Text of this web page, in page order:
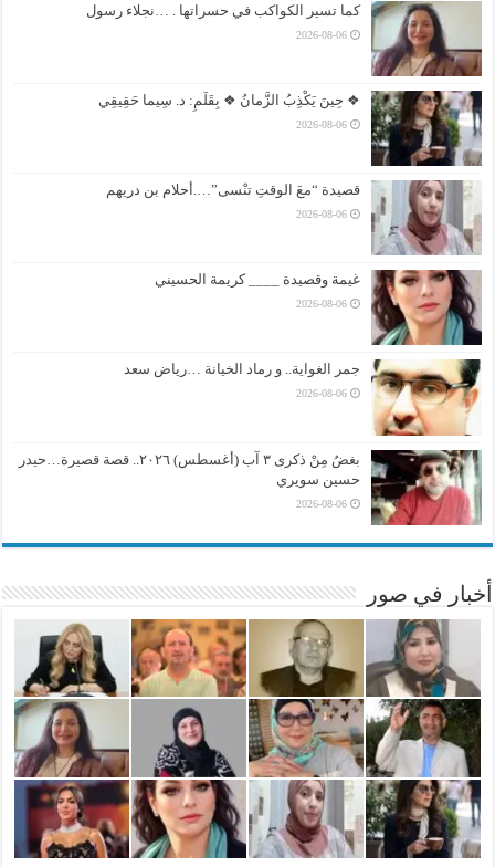
كما تسير الكواكب في حسراتها . …نجلاء رسول
2026-08-06
❖ حِينَ يَكْذِبُ الزَّمانُ ❖ بِقَلَمِ: د. سِيما حَقِيقِي
2026-08-06
قصيدة “معَ الوقتِ تنْسى”….أحلام بن دريهم
2026-08-06
غيمة وقصيدة ____ كريمة الحسيني
2026-08-06
جمر الغواية.. و رماد الخيانة …رياض سعد
2026-08-06
بغضُ مِنْ ذكرى ٣ آب (أغسطس) ٢٠٢٦.. قصة قصيرة…حيدر
حسين سويري
2026-08-06
أخبار في صور